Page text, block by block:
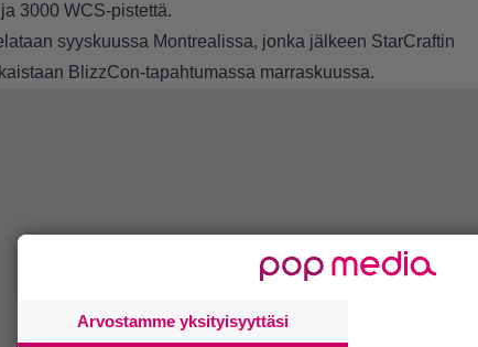
3000 WCS-pistettä.
syyskuussa Montrealissa, jonka jälkeen StarCraftin
BlizzCon-tapahtumassa marraskuussa.
Arvostamme yksityisyyttäsi